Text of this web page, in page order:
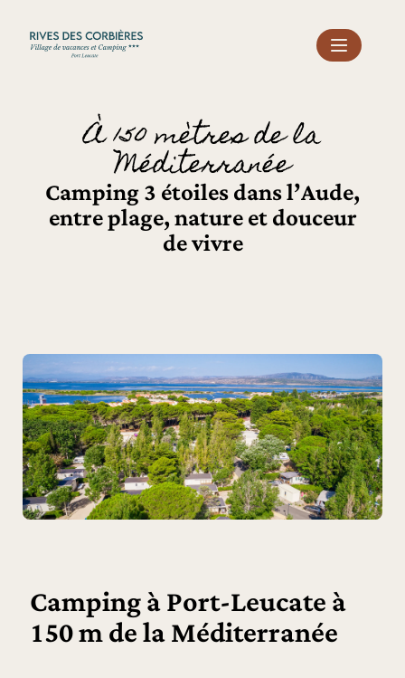
À 150 mètres de la
Méditerranée
Camping 3 étoiles dans l’Aude,
entre plage, nature et douceur
de vivre
Camping à Port-Leucate à
150 m de la Méditerranée